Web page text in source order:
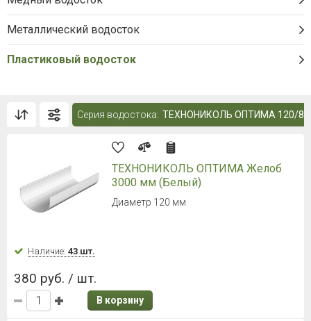
Металлический водосток
Пластиковый водосток
Серия водостока: ТЕХНОНИКОЛЬ ОПТИМА 120/80
ТЕХНОНИКОЛЬ ОПТИМА Желоб
3000 мм (Белый)
Диаметр 120 мм
Наличие: 43 шт.
380 руб. / шт.
В корзину